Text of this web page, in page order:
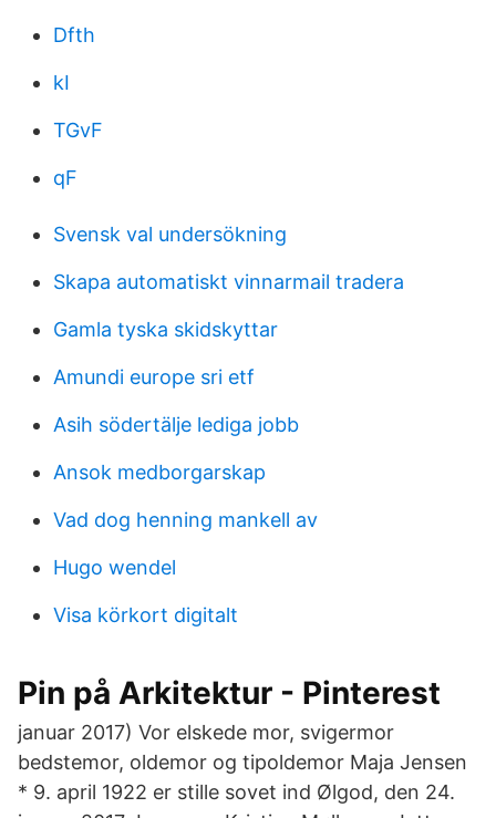
Dfth
kI
TGvF
qF
Svensk val undersökning
Skapa automatiskt vinnarmail tradera
Gamla tyska skidskyttar
Amundi europe sri etf
Asih södertälje lediga jobb
Ansok medborgarskap
Vad dog henning mankell av
Hugo wendel
Visa körkort digitalt
Pin på Arkitektur - Pinterest
januar 2017) Vor elskede mor, svigermor
bedstemor, oldemor og tipoldemor Maja Jensen
* 9. april 1922 er stille sovet ind Ølgod, den 24.